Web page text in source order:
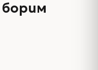
борим